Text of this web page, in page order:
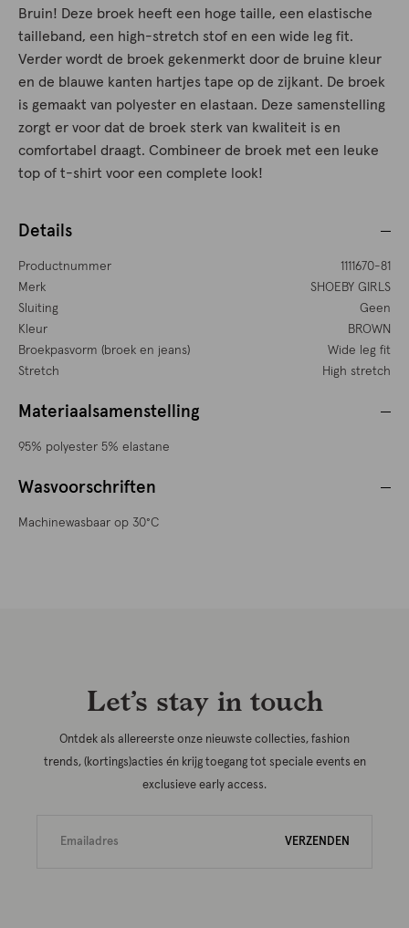
Bruin! Deze broek heeft een hoge taille, een elastische
tailleband, een high-stretch stof en een wide leg fit.
Verder wordt de broek gekenmerkt door de bruine kleur
en de blauwe kanten hartjes tape op de zijkant. De broek
is gemaakt van polyester en elastaan. Deze samenstelling
zorgt er voor dat de broek sterk van kwaliteit is en
comfortabel draagt. Combineer de broek met een leuke
top of t-shirt voor een complete look!
Details
Productnummer
1111670-81
Merk
SHOEBY GIRLS
Sluiting
Geen
Kleur
BROWN
Broekpasvorm (broek en jeans)
Wide leg fit
Stretch
High stretch
Materiaalsamenstelling
95% polyester 5% elastane
Wasvoorschriften
Machinewasbaar op 30°C
Let’s stay in touch
Ontdek als allereerste onze nieuwste collecties, fashion
trends, (kortings)acties én krijg toegang tot speciale events en
exclusieve early access.
VERZENDEN